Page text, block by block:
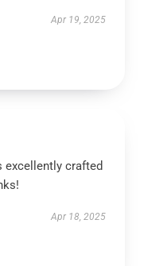
Apr 19, 2025
excellently crafted
Apr 18, 2025